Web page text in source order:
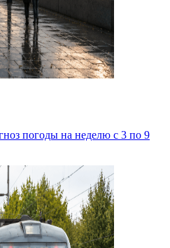
погоды на неделю с 3 по 9